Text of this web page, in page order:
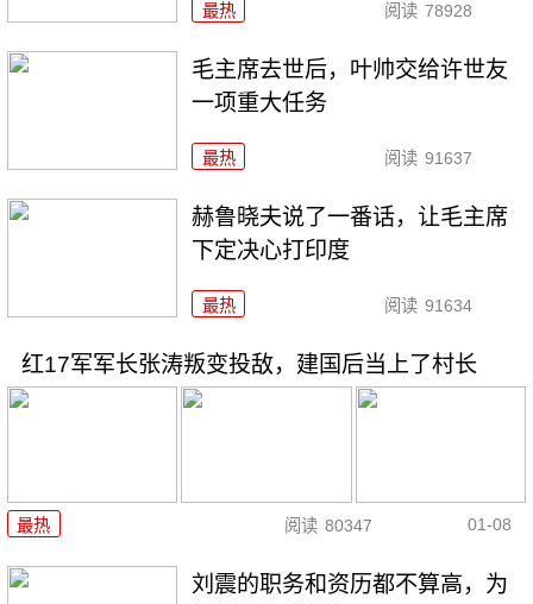
最热 阅读 78928
毛主席去世后，叶帅交给许世友
一项重大任务
最热 阅读 91637
赫鲁晓夫说了一番话，让毛主席
下定决心打印度
最热 阅读 91634
红17军军长张涛叛变投敌，建国后当上了村长
最热 阅读 80347 01-08
刘震的职务和资历都不算高，为